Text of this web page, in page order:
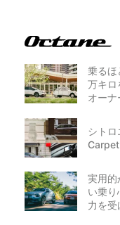
乗る
万キロ
オーナ
シト
実用的
い乗
力を